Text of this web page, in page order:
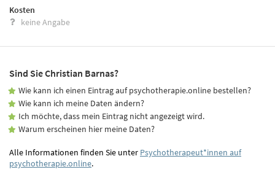
Kosten
keine Angabe
Sind Sie Christian Barnas?
Wie kann ich einen Eintrag auf psychotherapie.online bestellen?
Wie kann ich meine Daten ändern?
Ich möchte, dass mein Eintrag nicht angezeigt wird.
Warum erscheinen hier meine Daten?
Alle Informationen finden Sie unter Psychotherapeut*innen auf
psychotherapie.online.